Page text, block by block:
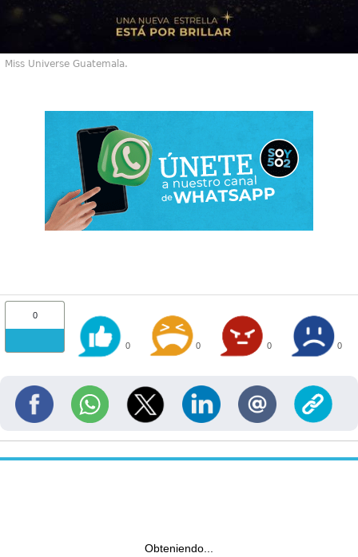
Miss Universe Guatemala.
0
0 0 0 0
Obteniendo...